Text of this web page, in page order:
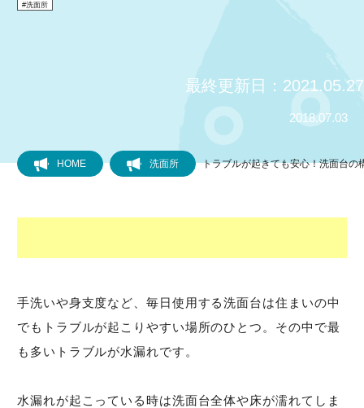
エアコン
屋根葺き替え
キッチン
洗面所
2018.07.03
最終更新日：2021.05.27
HOME 洗面所 トラブルが起きても安心！洗面台の
手洗いや身支度など、毎日使用する洗面台は住まいの中
でもトラブルが起こりやすい場所のひとつ。その中で最
も多いトラブルが水漏れです。
水漏れが起こっている時は洗面台全体や床が濡れてしま